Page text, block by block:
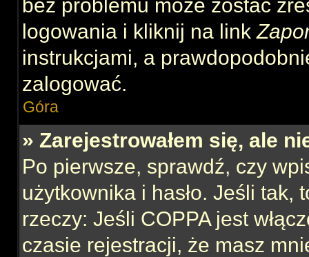
bez problemu może zostać
logowania i kliknij na link
instrukcjami, a
zalogować.
Góra
» Zarejestrowałem się, ale
Po pierwsze, sprawdź, czy
użytkownika i hasło. Jeśli tak,
rzeczy: Jeśli COPPA jest
czasie rejestracji, że masz